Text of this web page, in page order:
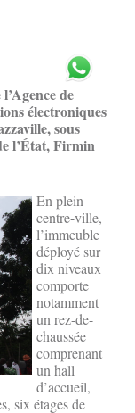
de
électroniques
sous
l’État, Firmin
En plein
centre-ville,
l’immeuble
déployé sur
dix niveaux
comporte
notamment
un rez-de-
chaussée
comprenant
un hall
d’accueil,
six étages de